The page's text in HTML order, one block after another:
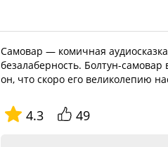
Самовар — комичная
безалаберность. Болтун-
он, что скоро его великолепию
4.3 49